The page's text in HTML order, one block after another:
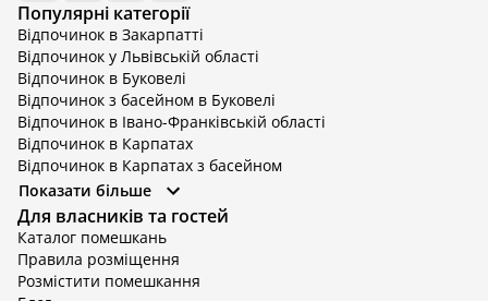
Популярні категорії
Відпочинок в Закарпатті
Відпочинок у Львівській області
Відпочинок в Буковелі
Відпочинок з басейном в Буковелі
Відпочинок в Івано-Франківській області
Відпочинок в Карпатах
Відпочинок в Карпатах з басейном
Відпочинок в Київській області
Відпочинок в Київській області з басейном
Відпочинок в Тернопільській області
Відпочинок у Вінницькій області
Відпочинок в Яремче
Відпочинок у Львівській області з басейном
Показати більше
Для власників та гостей
Каталог помешкань
Правила розміщення
Розмістити помешкання